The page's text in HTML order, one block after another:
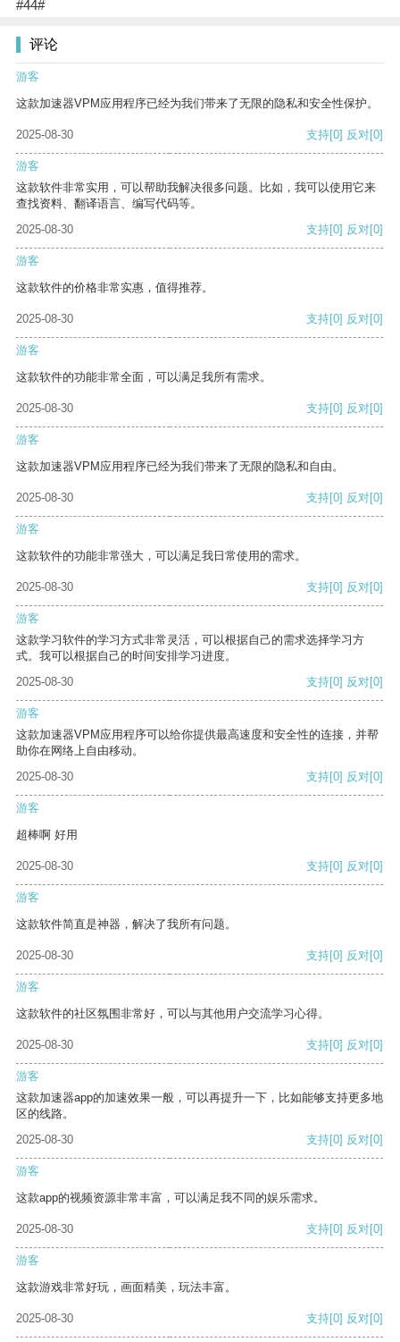
#44#
评论
游客
这款加速器VPM应用程序已经为我们带来了无限的隐私和安全性保护。
2025-08-30 支持[0] 反对[0]
游客
这款软件非常实用，可以帮助我解决很多问题。比如，我可以使用它来
查找资料、翻译语言、编写代码等。
2025-08-30
支持[0] 反对[0]
游客
这款软件的价格非常实惠，值得推荐。
2025-08-30 支持[0] 反对[0]
游客
这款软件的功能非常全面，可以满足我所有需求。
2025-08-30 支持[0] 反对[0]
游客
这款加速器VPM应用程序已经为我们带来了无限的隐私和自由。
2025-08-30 支持[0] 反对[0]
游客
这款软件的功能非常强大，可以满足我日常使用的需求。
2025-08-30 支持[0] 反对[0]
游客
这款学习软件的学习方式非常灵活，可以根据自己的需求选择学习方
式。我可以根据自己的时间安排学习进度。
2025-08-30
支持[0] 反对[0]
游客
这款加速器VPM应用程序可以给你提供最高速度和安全性的连接，并帮
助你在网络上自由移动。
2025-08-30
支持[0] 反对[0]
游客
超棒啊 好用
2025-08-30 支持[0] 反对[0]
游客
这款软件简直是神器，解决了我所有问题。
2025-08-30 支持[0] 反对[0]
游客
这款软件的社区氛围非常好，可以与其他用户交流学习心得。
2025-08-30 支持[0] 反对[0]
游客
这款加速器app的加速效果一般，可以再提升一下，比如能够支持更多地
区的线路。
2025-08-30
支持[0] 反对[0]
游客
这款app的视频资源非常丰富，可以满足我不同的娱乐需求。
2025-08-30 支持[0] 反对[0]
游客
这款游戏非常好玩，画面精美，玩法丰富。
2025-08-30 支持[0] 反对[0]